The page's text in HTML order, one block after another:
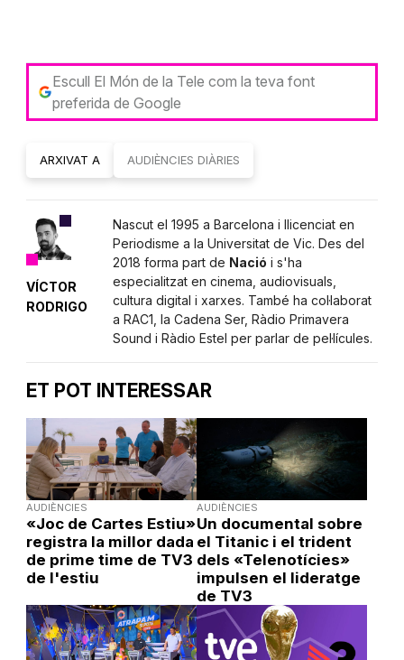
Escull El Món de la Tele com la teva font
preferida de Google
ARXIVAT A AUDIÈNCIES DIÀRIES
VÍCTOR
RODRIGO
Nascut el 1995 a Barcelona i llicenciat en
Periodisme a la Universitat de Vic. Des del
2018 forma part de Nació i s'ha
especialitzat en cinema, audiovisuals,
cultura digital i xarxes. També ha col·laborat
a RAC1, la Cadena Ser, Ràdio Primavera
Sound i Ràdio Estel per parlar de pel·lícules.
ET POT INTERESSAR
AUDIÈNCIES
«Joc de Cartes Estiu»
registra la millor dada
de prime time de TV3
de l'estiu
AUDIÈNCIES
Un documental sobre
el Titanic i el trident
dels «Telenotícies»
impulsen el lideratge
de TV3